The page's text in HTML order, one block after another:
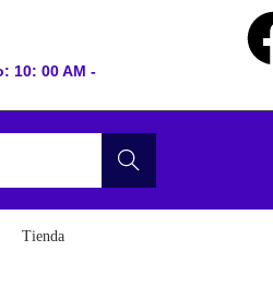
10: 00 AM -
Buscar
Tienda